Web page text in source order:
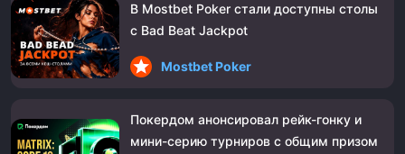
В Mostbet Poker стали доступны столы
с Bad Beat Jackpot
Mostbet Poker
Покердом анонсировал рейк-гонку и
мини-серию турниров с общим призом